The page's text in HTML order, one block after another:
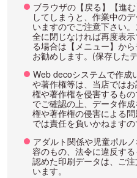
ブラウザの【戻る】【進
してしまうと、作業中の
いますのでご注意下さい
全に閉じなければ再度表
る場合は【メニュー】か
お勧めします。(保存した
Web decoシステムで作成
や著作権等は、当店では
権や著作権を侵害するも
でご確認の上、データ作
権や著作権の侵害による
では責任を負いかねますの
アダルト関係や児童ポル
容のもの、法令に違反す
認めた印刷データは、ご
います。